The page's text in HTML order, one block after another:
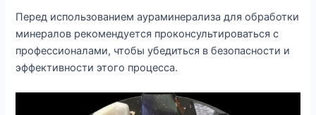
Перед использованием аураминерализа для обработки
минералов рекомендуется проконсультироваться с
профессионалами, чтобы убедиться в безопасности и
эффективности этого процесса.